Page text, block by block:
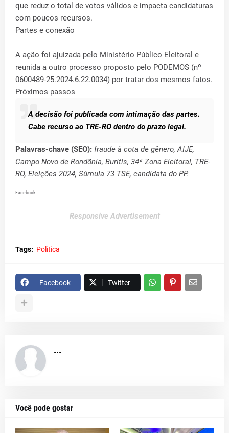
que reduz o total de votos válidos e impacta candidaturas
com poucos recursos.
Partes e conexão
A ação foi ajuizada pelo Ministério Público Eleitoral e
reunida a outro processo proposto pelo PODEMOS (nº
0600489-25.2024.6.22.0034) por tratar dos mesmos fatos.
Próximos passos
A decisão foi publicada com intimação das partes.
Cabe recurso ao TRE-RO dentro do prazo legal.
Palavras-chave (SEO): fraude à cota de gênero, AIJE,
Campo Novo de Rondônia, Buritis, 34ª Zona Eleitoral, TRE-
RO, Eleições 2024, Súmula 73 TSE, candidata do PP.
Facebook
Responsive Advertisement
Tags: Politica
Facebook Twitter
...
Você pode gostar